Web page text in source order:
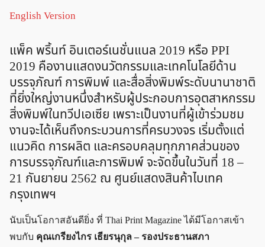
English Version
แพ็ค พริ้นท์ อินเตอร์เนชั่นแนล 2019 หรือ PPI
2019 คืองานแสดงนวัตกรรมและเทคโนโลยีด้าน
บรรจุภัณฑ์ การพิมพ์ และสื่อสิ่งพิมพ์ระดับนานาชาติ
ที่ยิ่งใหญ่งานหนึ่งสำหรับผู้ประกอบการอุตสาหกรรม
สิ่งพิมพ์ในทวีปเอเซีย เพราะเป็นงานที่ผู้เข้าร่วมชม
งานจะได้เห็นถึงกระบวนการที่ครบวงจร เริ่มตั้งแต่
แนวคิด การผลิต และครอบคลุมทุกภาคส่วนของ
การบรรจุภัณฑ์และการพิมพ์ จะจัดขึ้นในวันที่ 18 –
21 กันยายน 2562 ณ ศูนย์แสดงสินค้าไบเทค
กรุงเทพฯ
นับเป็นโอกาสอันดียิ่ง ที่ Thai Print Magazine ได้มีโอกาสเข้า
พบกับ คุณเกรียงไกร เธียรนุกุล – รองประธานสภา